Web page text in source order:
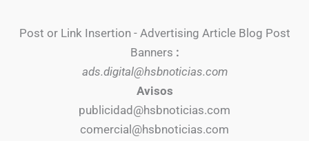
Post or Link Insertion - Advertising Article Blog Post
Banners :
ads.digital@hsbnoticias.com
Avisos
publicidad@hsbnoticias.com
comercial@hsbnoticias.com